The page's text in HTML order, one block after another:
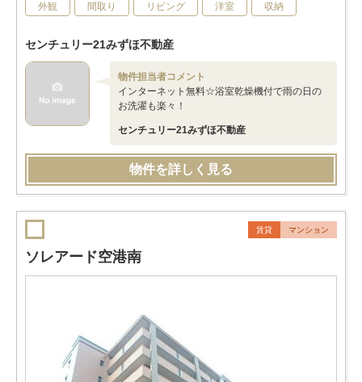
外観 間取り リビング 洋室 収納
センチュリー21みずほ不動産
物件担当者コメント
インターネット無料☆浴室乾燥機付で雨の日の
お洗濯も楽々！
センチュリー21みずほ不動産
物件を詳しく見る
賃貸 マンション
ソレアード空港南